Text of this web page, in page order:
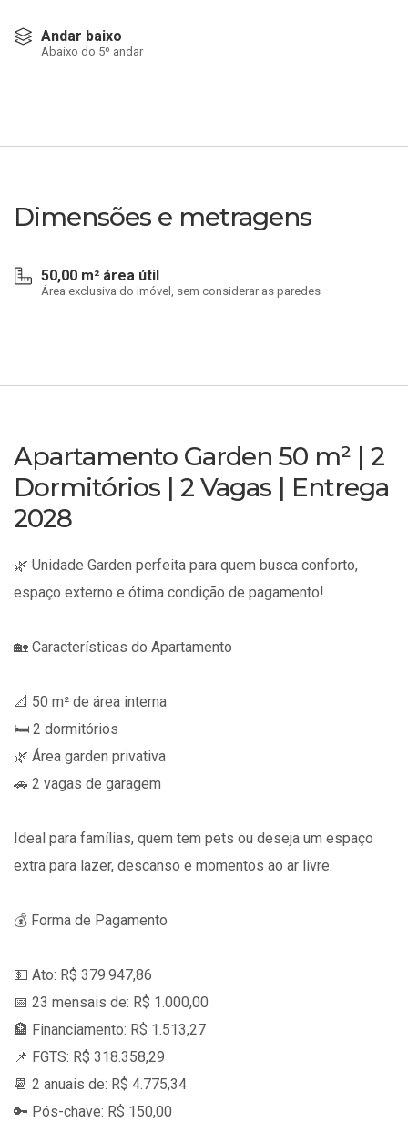
Andar baixo
Abaixo do 5º andar
Dimensões e metragens
50,00 m² área útil
Área exclusiva do imóvel, sem considerar as paredes
Apartamento Garden 50 m² | 2
Dormitórios | 2 Vagas | Entrega
2028
🌿 Unidade Garden perfeita para quem busca conforto,
espaço externo e ótima condição de pagamento!
🏡 Características do Apartamento
📐 50 m² de área interna
🛏 2 dormitórios
🌿 Área garden privativa
🚗 2 vagas de garagem
Ideal para famílias, quem tem pets ou deseja um espaço
extra para lazer, descanso e momentos ao ar livre.
💰 Forma de Pagamento
💵 Ato: R$ 379.947,86
📅 23 mensais de: R$ 1.000,00
🏦 Financiamento: R$ 1.513,27
📌 FGTS: R$ 318.358,29
📆 2 anuais de: R$ 4.775,34
🔑 Pós-chave: R$ 150,00